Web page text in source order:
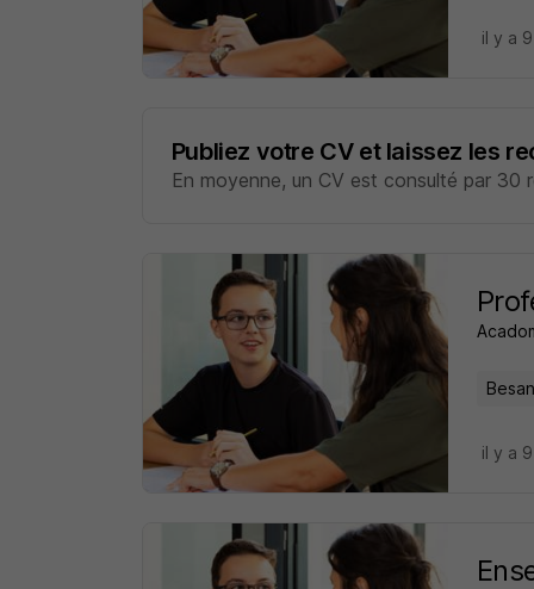
il y a
Publiez votre CV et laissez les
En moyenne, un CV est consulté par 30
il y a